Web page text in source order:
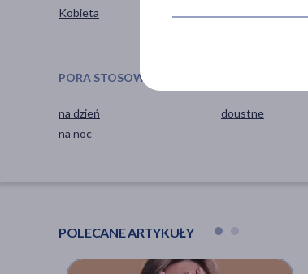
Kobieta
PORA STOSOWANIA
na dzień
na noc
doustne
POLECANE ARTYKUŁY